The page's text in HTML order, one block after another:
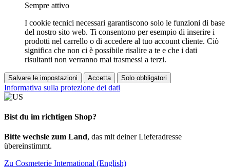
Sempre attivo
I cookie tecnici necessari garantiscono solo le funzioni di base
del nostro sito web. Ti consentono per esempio di inserire i
prodotti nel carrello o di accedere al tuo account cliente. Ciò
significa che non ci è possibile risalire a te e che i dati
risultanti non verranno mai trasmessi a terzi.
Salvare le impostazioni Accetta Solo obbligatori
Informativa sulla protezione dei dati
Bist du im richtigen Shop?
Bitte wechsle zum Land, das mit deiner Lieferadresse
übereinstimmt.
Zu Cosmeterie International (English)